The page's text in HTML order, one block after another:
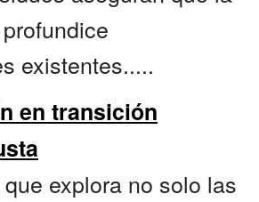
existentes.....
en transición
explora no solo las